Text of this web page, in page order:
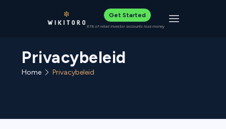
Get Started
61% of retail investor accounts lose money Toggle
Privacybeleid
Home Privacybeleid